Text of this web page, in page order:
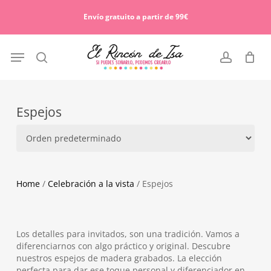
Envío gratuito a partir de 99€
search account
Menu
Cart
Espejos
Home/ Celebración a la vista / Espejos
Los detalles para invitados, son una tradición. Vamos a
diferenciarnos con algo práctico y original. Descubre
nuestros espejos de madera grabados. La elección